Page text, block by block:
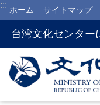
メインのコンテンツ
::: ホーム サイトマップ
台湾文化センター